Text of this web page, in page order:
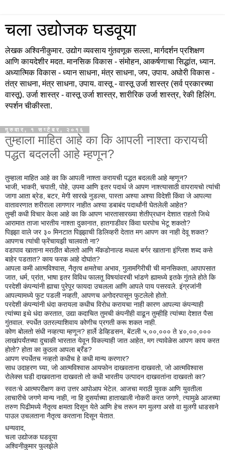
चला उद्योजक घडवूया
लेखक अश्विनीकुमार. उद्योग व्यवसाय गुंतवणूक सल्ला, मार्गदर्शन प्रशिक्षण
आणि कायदेशीर मदत. मानसिक विकास - संमोहन, आकर्षणाचा सिद्धांत, ध्यान.
अध्यात्मिक विकास - ध्यान साधना, मंत्र साधना, जप, उपाय. अघोरी विकास -
तंत्र साधना, मंत्र साधना, उपाय. वास्तू - वास्तू उर्जा शास्त्र (सर्व प्रकारच्या
वास्तू). उर्जा शास्त्र - वास्तू उर्जा शास्त्र, शारीरिक उर्जा शास्त्र, रेकी हिलिंग.
स्पर्शन चीकीस्ता.
गुरुवार, १ सप्टेंबर, २०१६
तुम्हाला माहित आहे का कि आपली नाश्ता करायची
पद्धत बदलली आहे म्हणून?
तुम्हाला माहित आहे का कि आपली नाश्ता करायची पद्धत बदलली आहे म्हणून?
भाजी, भाकरी, चपाती, पोहे, उपमा आणि इतर पदार्थ जे आपण नाश्त्यासाठी वापरायचो त्यांची
जागा आता ब्रेड, बटर, मेगी सारखे नुडल्स, पास्ता अश्या अश्या विदेशी किंवा जे आपल्या
वातावरणात शरीराला लागणार नाहीत अश्या डबाबंद पदार्थांनी घेतलेली आहेत?
तुम्ही कधी विचार केला आहे का कि आपण भारतासारख्या शेतीप्रधान देशात राहतो जिथे
आरामात ताजा भारतीय नाश्ता दुकानात, हातगाडीवर किंवा घरपोच भेटू शकतो?
पिझ्झा वाले जर ३० मिनटात पिझ्झाचीडिलिव्हरी देतात मग आपण का नाही देवू शकत?
आपणच त्यांची फ्रेंचायझी चालवतो ना?
वडापाव खाताना मराठीत बोलतो आणि मॅकडोनाल्ड मधला बर्गर खाताना इंग्लिश शब्द कसे
बाहेर पडतात? काय फरक आहे दोघांत?
आपला कमी आत्मविश्वास, नैतृत्व क्षमतेचा अभाव, गुलामगिरीची ची मानसिकता, आपापसात
जात, धर्म, प्रांत, भाषा इतर विविध फालतू विषयांवरची भांडणे ह्यामध्ये इतके गुंतले होते कि
परदेशी कंपन्यांनी ह्याचा पुरेपूर फायदा उचलला आणि आपले पाय पसरवले. इंग्रजांनी
आपल्यामध्ये फुट पडली नव्हती, आपणच अगोदरपासून फुटलेलो होतो.
परदेशी कंपन्यांनी धंदा करायला कधीच विरोध करायचा नाही कारण आपल्या कंपन्याही
त्यांच्या इथे धंदा करतात, उद्या कदाचित तुमची कंपनीही वाढून तुम्हीहि त्यांच्या देशात पैसा
गुंतवाल. स्पर्धेत उतरल्याशिवाय कोणीच प्रगती करू शकत नाही.
कोण बोलतो संधी नव्हत्या म्हणून? हार्ले डेव्हिडसन, बेंटली ५,००,००० ते ४०,००,०००
लाखांपर्यंतच्या दुचाकी भारतात येवून विकल्याही जात आहेत, मग त्यावेळेस आपण काय करत
होतो? होता का कुठला आपला ब्रँड?
आपण स्पर्धेतच नव्हतो कधीच हे कधी मान्य करणार?
साध उदाहरण घ्या, जो आत्मविश्वास आयफोन दाखवताना दाखवतो, जो आत्मविश्वास
रोलेक्स घडी दाखवताना दाखवतो तो कधी भारतीय उत्पादन दाखवतांना दाखवतो का?
स्वतःचे आत्मपरीक्षण करा उत्तर आपोआप भेटेल. आजचा मराठी युवक आणि युवतीला
लाचारीचे जगणे मान्य नाही, ना हि दुसर्याच्या हाताखाली नोकरी करत जगणे, त्यामुळे आजच्या
तरुण पिढीमध्ये नैतृत्व क्षमता दिसून येते आणि हेच तरून मग मुलगा असो वा मुलगी धाडसाने
पाउल उचलताना नैतृत्व करताना दिसून येतात.
धन्यवाद,
चला उद्योजक घडवूया
अश्विनीकुमार फुलझेले